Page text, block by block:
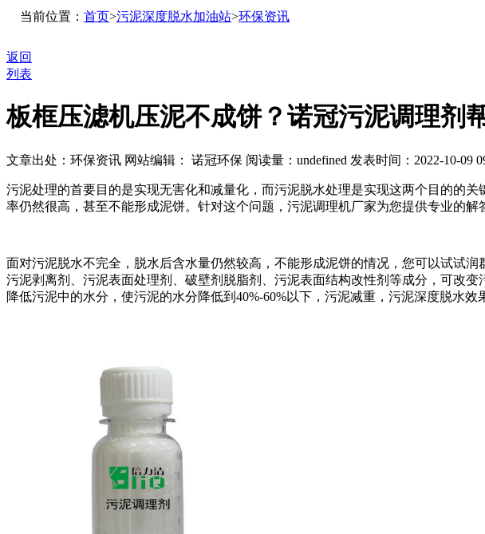
当前位置： 首页>污泥深度脱水加油站>环保资讯
返回
列表
板框压滤机压泥不成饼？诺冠污泥调理剂
文章出处：环保资讯 网站编辑： 诺冠环保 阅读量： undefined 发表时间：2022-10-09
污泥处理的首要目的是实现无害化和减量化，而污泥脱水处理是实现这两个目的的
率仍然很高，甚至不能形成泥饼。针对这个问题，污泥调理机厂家为您提供专业的解
面对污泥脱水不完全，脱水后含水量仍然较高，不能形成泥饼的情况，您可以试试
污泥剥离剂、污泥表面处理剂、破壁剂脱脂剂、污泥表面结构改性剂等成分，可改
降低污泥中的水分，使污泥的水分降低到40%-60%以下，污泥减重，污泥深度脱水效